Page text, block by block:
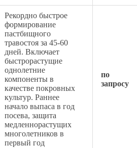
Рекордно быстрое
формирование
пастбищного
травостоя за 45-60
дней. Включает
быстрорастущие
однолетние
компоненты в
качестве покровных
культур. Раннее
начало выпаса в год
посева, защита
медленнорастущих
многолетников в
первый год
по
запросу